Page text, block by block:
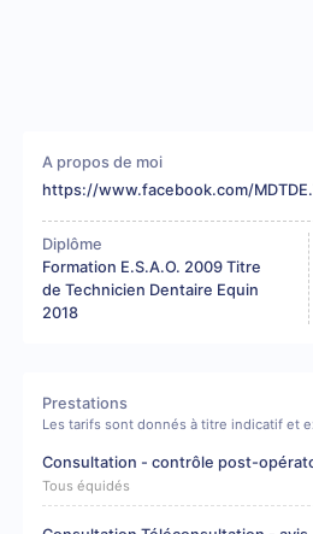
A propos de moi
https://www.facebook.com/
Diplôme
Formation E.S.A.O. 2009 Titre
de Technicien Dentaire Equin
2018
Prestations
Les tarifs sont donnés à titre indicatif et
Consultation - contrôle post-
Tous équidés